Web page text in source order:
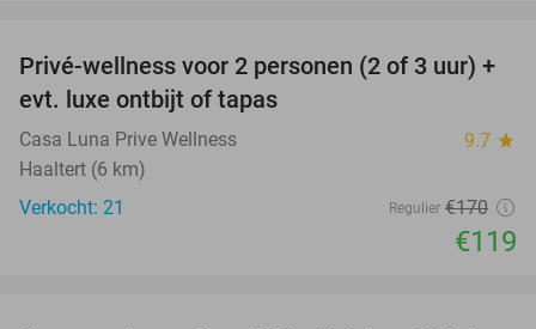
30%
Privé-wellness voor 2 personen (2 of 3 uur) +
evt. luxe ontbijt of tapas
Casa Luna Prive Wellness 9.7 star
Haaltert (6 km)
Verkocht: 21
Regulier €170
€119